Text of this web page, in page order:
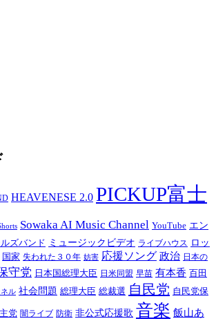
HEAVENESE 2.0 PICKUP富士
Sowaka AI Music Channel YouTube エン
ズバンド ミュージックビデオ ライブハウス ロッ
国家 失われた３０年 妨害 応援ソング 政治 日本の
守党 日本国総理大臣 日米同盟 早苗 有本香 百田
ル 社会問題 総理大臣 総裁選 自民党 自民党保
党 闇ライブ 防衛 非公式応援歌 音楽 飯山あ